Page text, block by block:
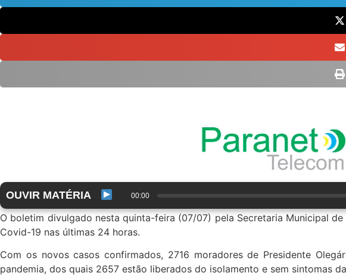
OUVIR MATÉRIA 00:00
O boletim divulgado nesta quinta-feira (07/07) pela Secretaria Municipal
Covid-19 nas últimas 24 horas.
Com os novos casos confirmados, 2716 moradores de Presidente
pandemia, dos quais 2657 estão liberados do isolamento e sem sintomas